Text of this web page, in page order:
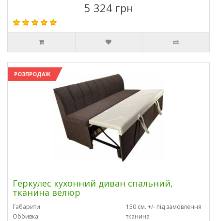
5 324 грн
РОЗПРОДАЖ
Геркулес кухонний диван спальний,
тканина велюр
Габарити
150 см. +/- під замовлення
Оббивка
тканина